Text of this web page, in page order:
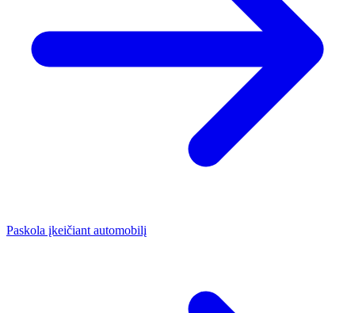
Paskola įkeičiant automobilį